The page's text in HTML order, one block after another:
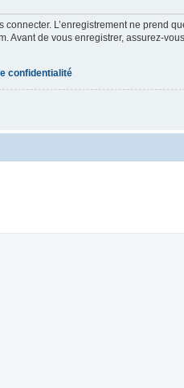
connecter. L’enregistrement ne prend
Avant de vous enregistrer, assurez-
confidentialité